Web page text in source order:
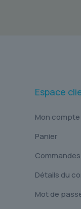
Espace
Mon compte
Panier
Commandes
Détails du
Mot de